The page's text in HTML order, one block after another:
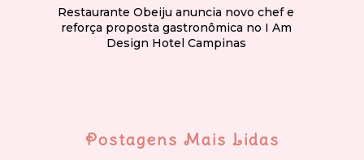
Restaurante Obeiju anuncia novo chef e
reforça proposta gastronômica no I Am
Design Hotel Campinas
Postagens Mais Lidas